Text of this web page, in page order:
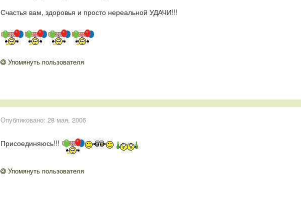
Счастья вам, здоровья и просто нереальной УДАЧИ!!!
Упомянуть пользователя
Опубликовано: 28 мая, 2006
Присоединяюсь!!!
Упомянуть пользователя